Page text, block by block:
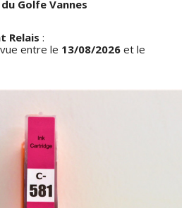
Golfe Vannes
Relais :
entre le 13/08/2026 et le